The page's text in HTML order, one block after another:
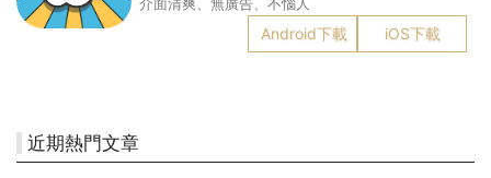
介面清爽、無廣告、不惱人
Android下載 iOS下載
近期熱門文章